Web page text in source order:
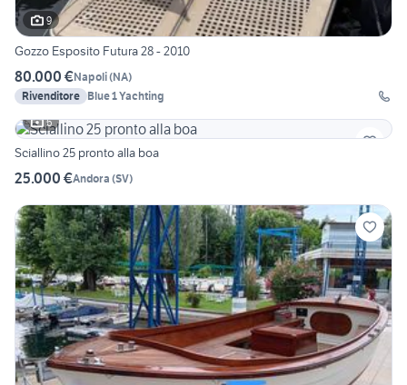
9
Gozzo Esposito Futura 28 - 2010
80.000 €Napoli(NA)
Rivenditore Blue 1 Yachting
6
Sciallino 25 pronto alla boa
25.000 €Andora (SV)